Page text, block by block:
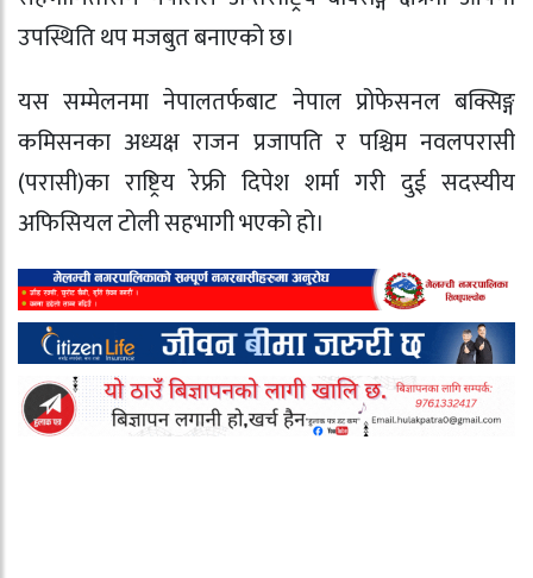
उपस्थिति थप मजबुत बनाएको छ।
यस सम्मेलनमा नेपालतर्फबाट नेपाल प्रोफेसनल बक्सिङ्ग
कमिसनका अध्यक्ष राजन प्रजापति र पश्चिम नवलपरासी
(परासी)का राष्ट्रिय रेफ्री दिपेश शर्मा गरी दुई सदस्यीय
अफिसियल टोली सहभागी भएको हो।